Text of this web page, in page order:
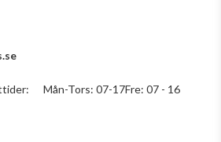
Mån-Tors: 07-17Fre: 07 - 16